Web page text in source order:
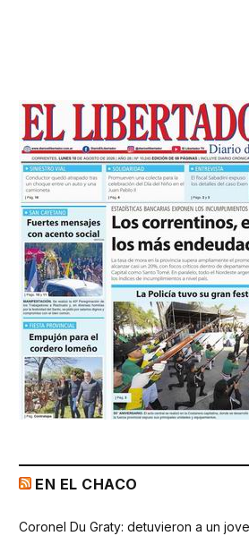
EN EL CHACO
Coronel Du Graty: detuvieron a un